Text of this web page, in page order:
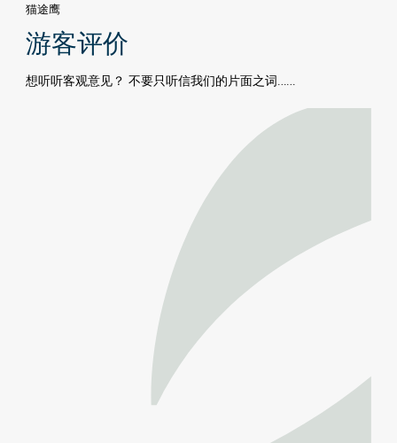
猫途鹰
游客评价
想听听客观意见？ 不要只听信我们的片面之词……